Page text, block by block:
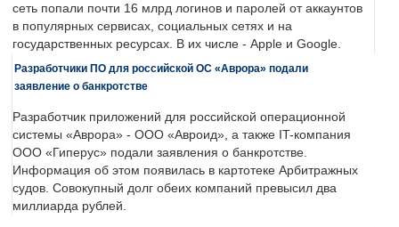
сеть попали почти 16 млрд логинов и паролей от аккаунтов
в популярных сервисах, социальных сетях и на
государственных ресурсах. В их числе - Apple и Google.
Разработчики ПО для российской ОС «Аврора» подали
заявление о банкротстве
Разработчик приложений для российской операционной
системы «Аврора» - ООО «Авроид», а также IT-компания
ООО «Гиперус» подали заявления о банкротстве.
Информация об этом появилась в картотеке Арбитражных
судов. Совокупный долг обеих компаний превысил два
миллиарда рублей.